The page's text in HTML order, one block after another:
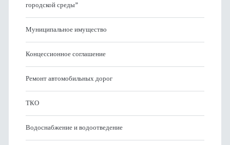
городской среды”
Муниципальное имущество
Концессионное соглашение
Ремонт автомобильных дорог
ТКО
Водоснабжение и водоотведение